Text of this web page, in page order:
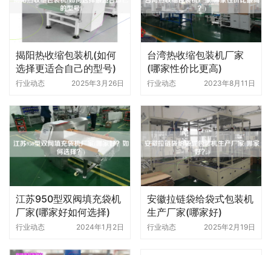
揭阳热收缩包装机(如何
选择更适合自己的型号)
行业动态 2025年3月26日
台湾热收缩包装机厂家
(哪家性价比更高)
行业动态 2023年8月11日
江苏950型双阀填充袋机
厂家(哪家好如何选择)
行业动态 2024年1月2日
安徽拉链袋给袋式包装机
生产厂家(哪家好)
行业动态 2025年2月19日